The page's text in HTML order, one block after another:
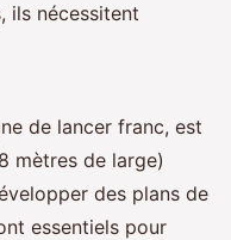
ils nécessitent
de lancer franc, est
mètres de large)
des plans de
essentiels pour